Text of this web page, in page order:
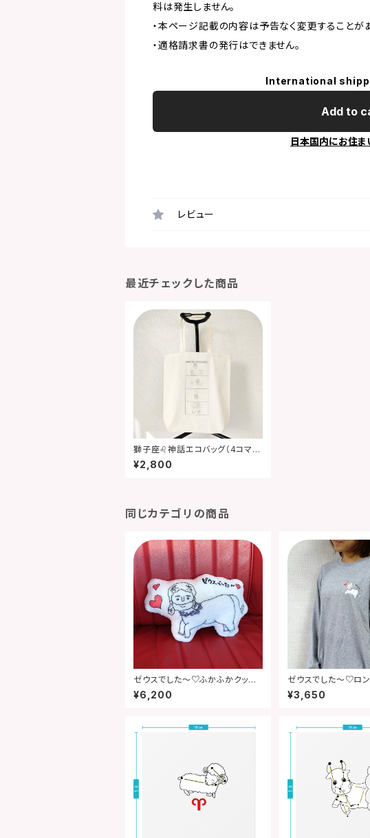
料は発生しません。
・本ページ記載の内容は予告なく変更することがあ
・適格請求書の発行はできません。
International
Add to
日本国内にお住ま
レビュー
最近チェックした商品
獅子座♌神話エコバッグ（4コマ風
☆彡）【12星座グッズ】
¥2,800
同じカテゴリの商品
ゼウスでした～♡ふかふかクッシ
ョン【12星座グッズ】
¥6,200
ゼウスでした～♡ロ
【12星座グッズ】
¥3,650